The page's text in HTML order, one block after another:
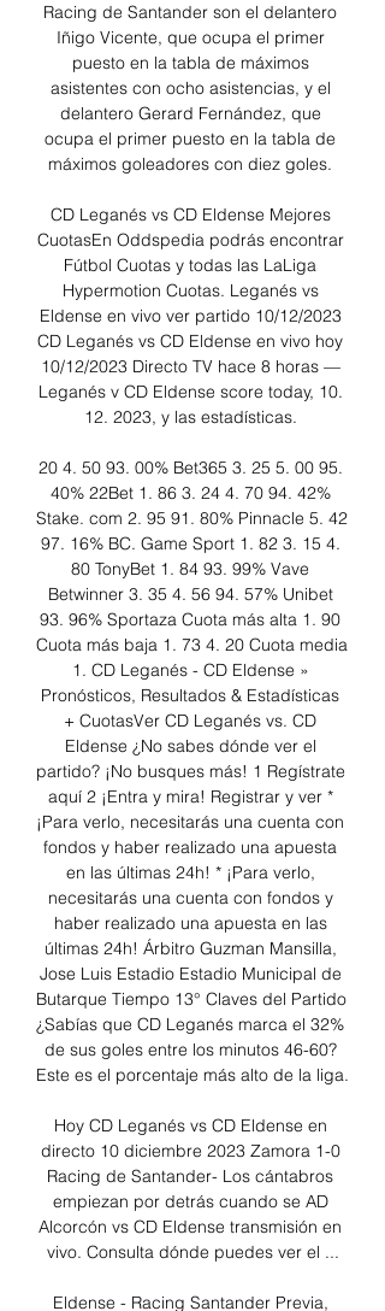
Racing de Santander son el delantero
Iñigo Vicente, que ocupa el primer
puesto en la tabla de máximos
asistentes con ocho asistencias, y el
delantero Gerard Fernández, que
ocupa el primer puesto en la tabla de
máximos goleadores con diez goles.
CD Leganés vs CD Eldense Mejores
CuotasEn Oddspedia podrás encontrar
Fútbol Cuotas y todas las LaLiga
Hypermotion Cuotas. Leganés vs
Eldense en vivo ver partido 10/12/2023
CD Leganés vs CD Eldense en vivo hoy
10/12/2023 Directo TV hace 8 horas —
Leganés v CD Eldense score today, 10.
12. 2023, y las estadísticas.
20 4. 50 93. 00% Bet365 3. 25 5. 00 95.
40% 22Bet 1. 86 3. 24 4. 70 94. 42%
Stake. com 2. 95 91. 80% Pinnacle 5. 42
97. 16% BC. Game Sport 1. 82 3. 15 4.
80 TonyBet 1. 84 93. 99% Vave
Betwinner 3. 35 4. 56 94. 57% Unibet
93. 96% Sportaza Cuota más alta 1. 90
Cuota más baja 1. 73 4. 20 Cuota media
1. CD Leganés - CD Eldense »
Pronósticos, Resultados & Estadísticas
+ CuotasVer CD Leganés vs. CD
Eldense ¿No sabes dónde ver el
partido? ¡No busques más! 1 Regístrate
aquí 2 ¡Entra y mira! Registrar y ver *
¡Para verlo, necesitarás una cuenta con
fondos y haber realizado una apuesta
en las últimas 24h! * ¡Para verlo,
necesitarás una cuenta con fondos y
haber realizado una apuesta en las
últimas 24h! Árbitro Guzman Mansilla,
Jose Luis Estadio Estadio Municipal de
Butarque Tiempo 13° Claves del Partido
¿Sabías que CD Leganés marca el 32%
de sus goles entre los minutos 46-60?
Este es el porcentaje más alto de la liga.
Hoy CD Leganés vs CD Eldense en
directo 10 diciembre 2023 Zamora 1-0
Racing de Santander- Los cántabros
empiezan por detrás cuando se AD
Alcorcón vs CD Eldense transmisión en
vivo. Consulta dónde puedes ver el ...
Eldense - Racing Santander Previa,